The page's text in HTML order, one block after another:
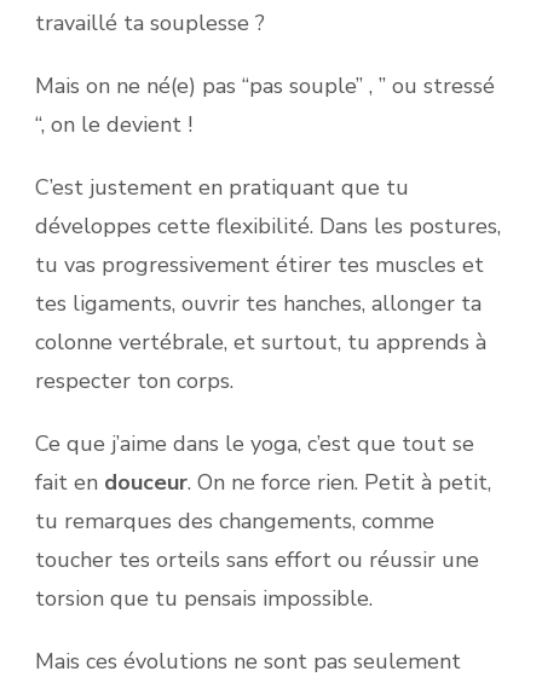
travaillé ta souplesse ?
Mais on ne né(e) pas “pas souple” , ” ou stressé
“, on le devient !
C’est justement en pratiquant que tu
développes cette flexibilité. Dans les postures,
tu vas progressivement étirer tes muscles et
tes ligaments, ouvrir tes hanches, allonger ta
colonne vertébrale, et surtout, tu apprends à
respecter ton corps.
Ce que j’aime dans le yoga, c’est que tout se
fait en douceur. On ne force rien. Petit à petit,
tu remarques des changements, comme
toucher tes orteils sans effort ou réussir une
torsion que tu pensais impossible.
Mais ces évolutions ne sont pas seulement